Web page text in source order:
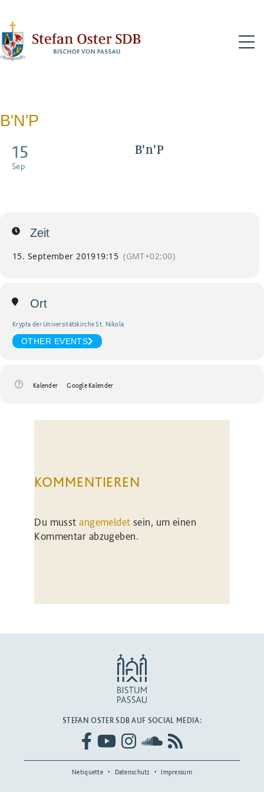
B'N'P
15
Sep
B'n'P
Zeit
15. September 201919:15 (GMT+02:00)
Ort
Krypta der Universitätskirche St. Nikola
OTHER EVENTS
Kalender Google Kalender
KOMMENTIEREN
Du musstangemeldet sein, um einen
Kommentar abzugeben.
STEFAN OSTER SDB AUF SOCIAL MEDIA:
Netiquette Datenschutz Impressum